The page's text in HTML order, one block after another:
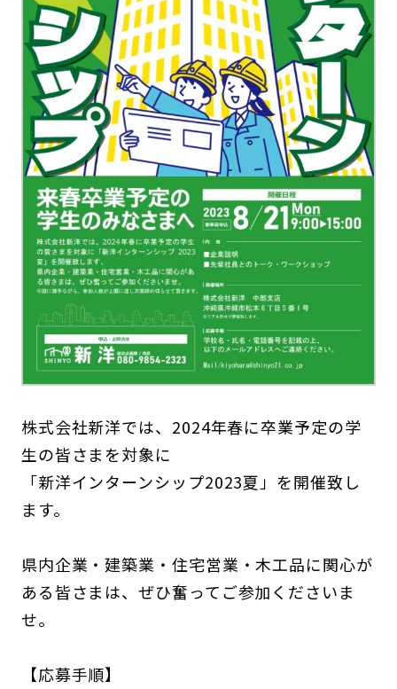
株式会社新洋では、2024年春に卒業予定の学
生の皆さまを対象に
「新洋インターンシップ2023夏」を開催致し
ます。
県内企業・建築業・住宅営業・木工品に関心が
ある皆さまは、ぜひ奮ってご参加くださいま
せ。
【応募手順】